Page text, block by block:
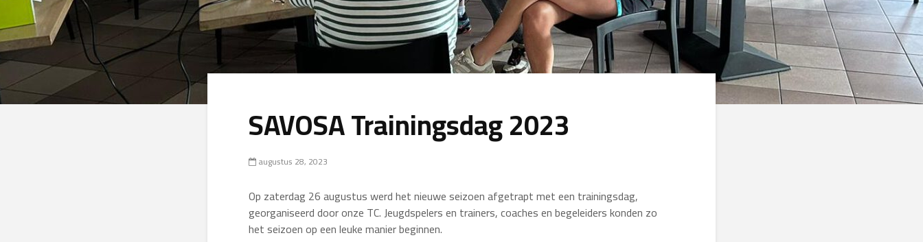
SAVOSA Trainingsdag 2023
augustus 28, 2023
Op zaterdag 26 augustus werd het nieuwe seizoen afgetrapt met een trainingsdag,
georganiseerd door onze TC. Jeugdspelers en trainers, coaches en begeleiders konden zo
het seizoen op een leuke manier beginnen.